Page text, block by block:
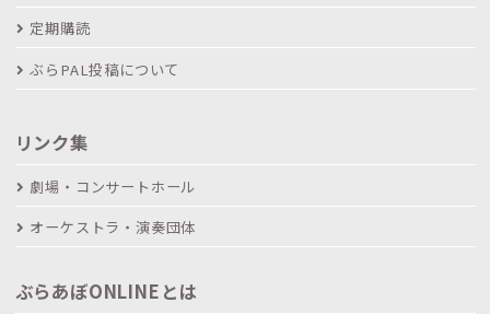
定期購読
ぶらPAL投稿について
リンク集
劇場・コンサートホール
オーケストラ・演奏団体
ぶらあぼONLINEとは